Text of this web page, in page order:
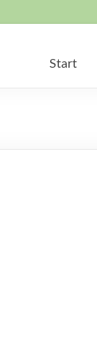
Start